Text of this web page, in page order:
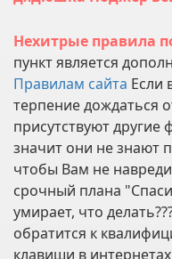
Нехитрые правила
пункт является
Правилам сайта Если
терпение дождаться
присутствуют
значит они не знают
чтобы Вам не
срочный плана
умирает, что
обратится к
клавиши в